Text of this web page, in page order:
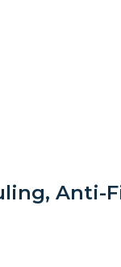
Anti-